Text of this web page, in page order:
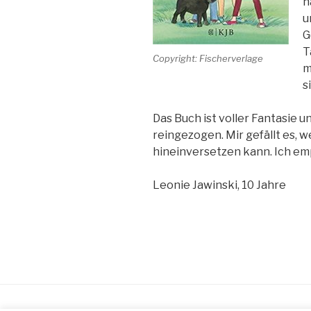
Copyright: Fischerverlage
Das Buch ist voller Fantasie
reingezogen. Mir gefällt es,
hineinversetzen kann. Ich
Leonie Jawinski, 10 Jahre